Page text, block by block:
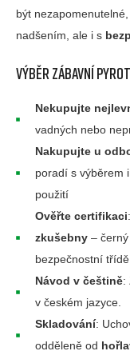
být
nadšením, ale i s
Výběr zábavní
Nekupujte
vadných nebo
Nakupujte u
poradí s výběrem
použití
Ověřte certifikaci
zkušebny –
bezpečnostní
Návod v češtině:
v českém jazyce.
Skladování:
odděleně od